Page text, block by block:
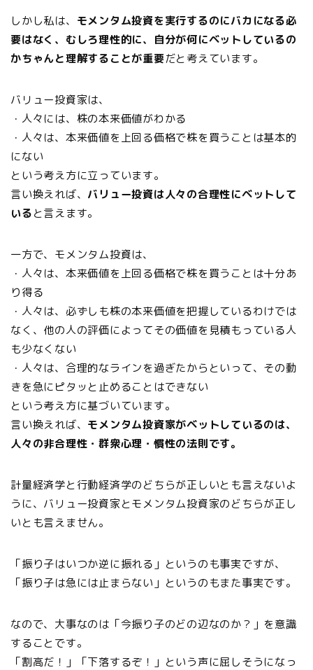
しかし私は、 モメンタム投資を実行するのにバカになる必
要はなく、むしろ理性的に、自分が何にベットしているの
かちゃんと理解することが重要だと考えています。
バリュー投資家は、
・人々には、株の本来価値がわかる
・人々は、本来価値を上回る価格で株を買うことは基本的
にない
という考え方に立っています。
言い換えれば、 バリュー投資は人々の合理性にベットして
いると言えます。
一方で、モメンタム投資は、
・人々は、本来価値を上回る価格で株を買うことは十分あ
り得る
・人々は、必ずしも株の本来価値を把握しているわけでは
なく、他の人の評価によってその価値を見積もっている人
も少なくない
・人々は、合理的なラインを過ぎたからといって、その動
きを急にピタッと止めることはできない
という考え方に基づいています。
言い換えれば、 モメンタム投資家がベットしているのは、
人々の非合理性・群衆心理・慣性の法則です。
計量経済学と行動経済学のどちらが正しいとも言えないよ
うに、バリュー投資家とモメンタム投資家のどちらが正し
いとも言えません。
「振り子はいつか逆に振れる」というのも事実ですが、
「振り子は急には止まらない」というのもまた事実です。
なので、大事なのは「今振り子のどの辺なのか？」を意識
することです。
「割高だ！」「下落するぞ！」という声に屈しそうになっ